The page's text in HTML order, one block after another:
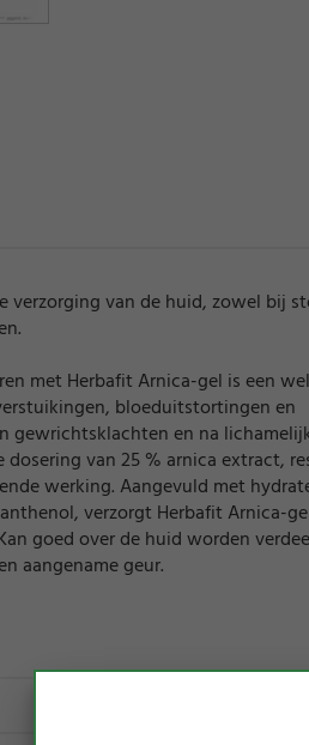
verzorging van de huid, zowel bij
met Herbafit Arnica-gel is een
bloeduitstortingen en
gewrichtsklachten en na
van 25 % arnica extract,
werking. Aangevuld met
verzorgt Herbafit Arnica-
goed over de huid worden
aangename geur.